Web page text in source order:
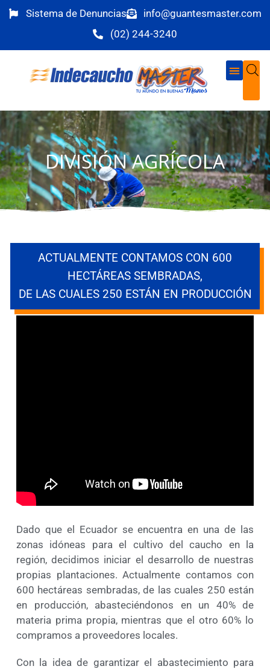
Sistema de Denuncias
info@guantesmaster.com
(02) 244-3240
DIVISIÓN AGRÍCOLA
ACTUALMENTE CONTAMOS CON 600
HECTÁREAS SEMBRADAS,
DE LAS CUALES 250 ESTÁN EN PRODUCCIÓN
Dado que el Ecuador se encuentra en una de las
zonas idóneas para el cultivo del caucho en la
región, decidimos iniciar el desarrollo de nuestras
propias plantaciones. Actualmente contamos con
600 hectáreas sembradas, de las cuales 250 están
en producción, abasteciéndonos en un 40% de
materia prima propia, mientras que el otro 60% lo
compramos a proveedores locales.
Con la idea de garantizar el abastecimiento para